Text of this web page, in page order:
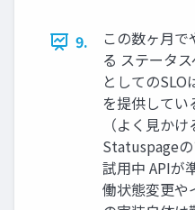
9.
この数ヶ月
る ステータ
としてのSLO
を提供してい
（よく見か
Statuspageの
試用中 APIが
働状態変更や